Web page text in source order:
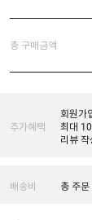
총 구매금액
추가혜택
회원가
최대
리뷰
배송비 총 주